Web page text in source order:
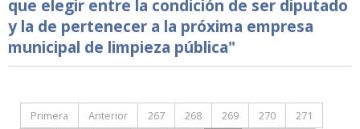
que elegir entre la condición de ser diputado
y la de pertenecer a la próxima empresa
municipal de limpieza pública"
Primera Anterior 267 268 269 270
271